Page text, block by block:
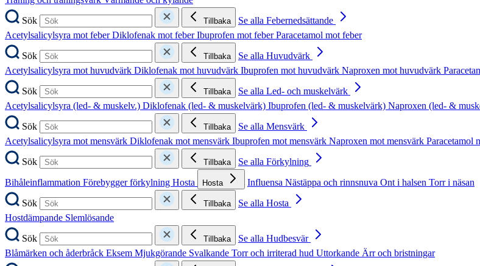
Sök
Tillbaka
Se alla Febernedsättande
Acetylsalicylsyra mot feberDiklofenak mot feberIbuprofen mot feberParacetamol mot feber
Sök
Tillbaka
Se alla Huvudvärk
Acetylsalicylsyra mot huvudvärk Diklofenak mot huvudvärk Ibuprofen mot huvudvärk Naproxen mot huvudvärk
Sök
Tillbaka
Se alla Led- och muskelvärk
Acetylsalicylsyra (led- & muskelv.) Diklofenak (led- & muskelvärk) Ibuprofen (led- & muskelvärk) Naproxen (led- &
Sök
Tillbaka
Se alla Mensvärk
Acetylsalicylsyra mot mensvärk Diklofenak mot mensvärk Ibuprofen mot mensvärk Naproxen mot mensvärk Paracetamol
Sök
Tillbaka
Se alla Förkylning
Bihåleinflammation Förebygger förkylning Hosta Hosta Influensa Nästäppa och rinnsnuva Ont i halsen Torr i näsan
Sök
Tillbaka
Se alla Hosta
Hostdämpande Slemlösande
Sök
Tillbaka
Se alla Hudbesvär
Blåmärken och åderbråck Eksem Mjukgörande Svalkande Torr och irriterad hud Uttorkande Ärr och bristningar